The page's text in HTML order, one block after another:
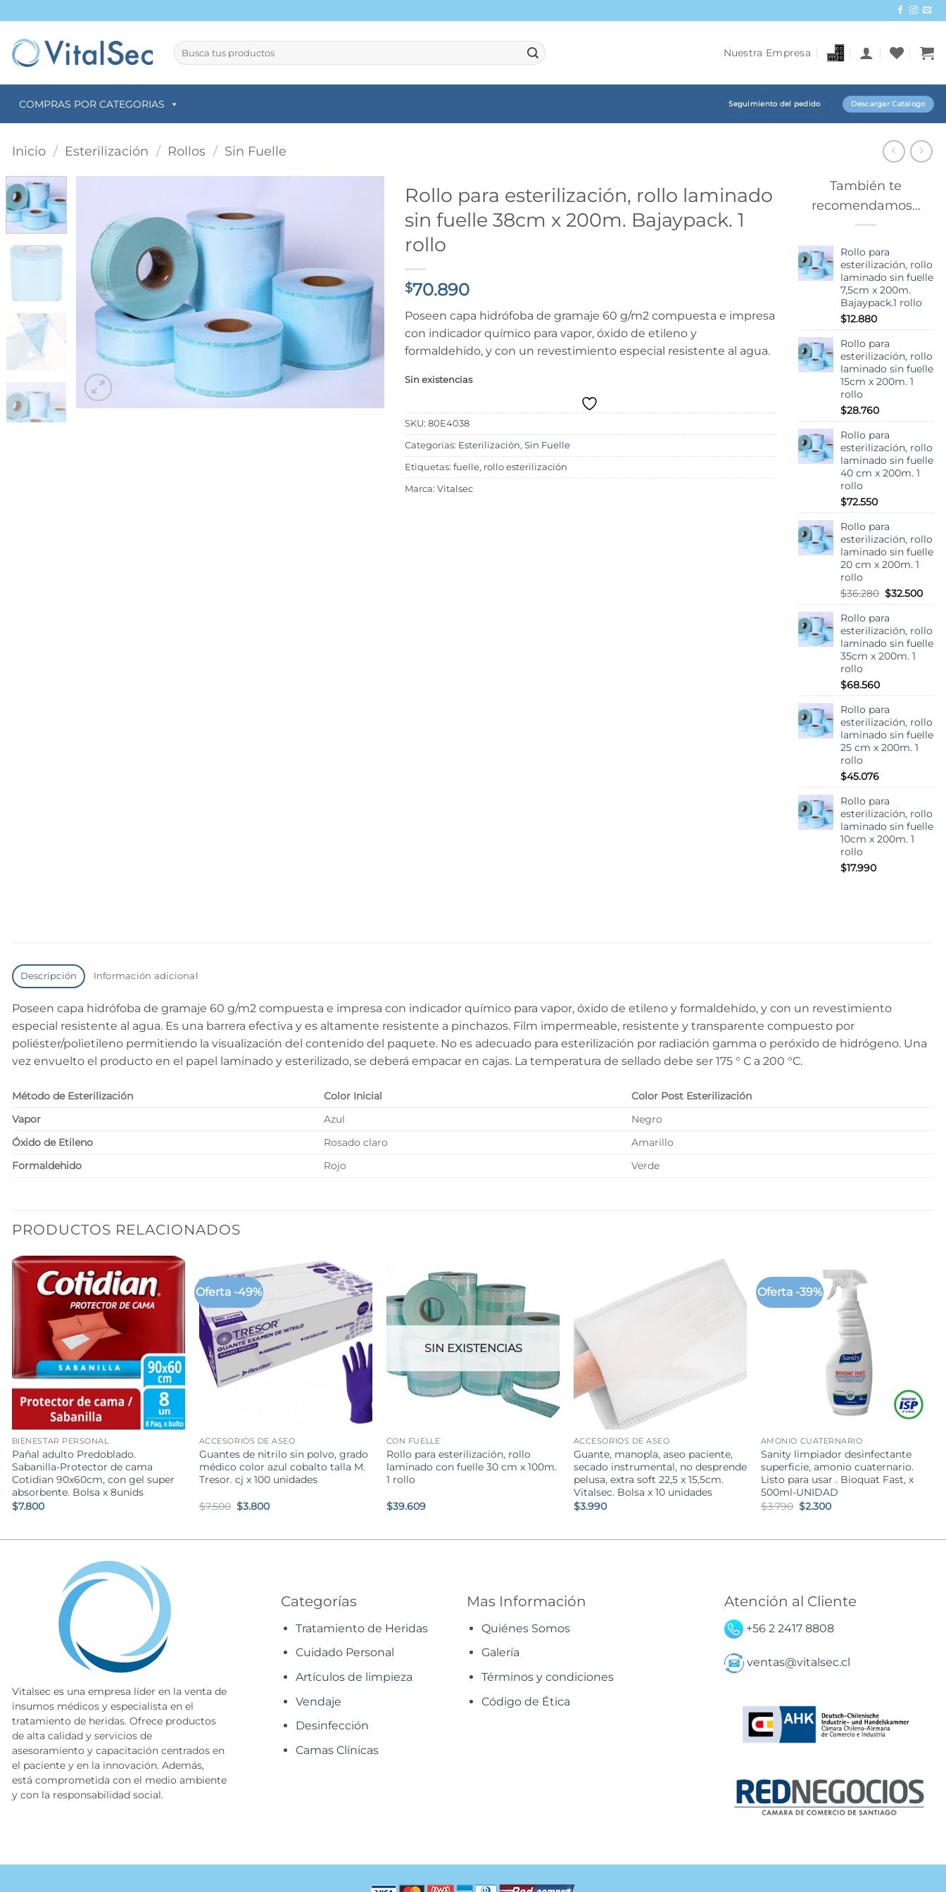
al
contenido
Buscar
por:
Nuestra Empresa
COMPRAS POR CATEGORIAS Seguimiento del pedido Descargar Catalogo
Inicio / Esterilización / Rollos / Sin Fuelle
Rollo para esterilización, rollo laminado
sin fuelle 38cm x 200m. Bajaypack. 1
rollo
$70.890
Poseen capa hidrófoba de gramaje 60 g/m2 compuesta e impresa
con indicador químico para vapor, óxido de etileno y
formaldehído, y con un revestimiento especial resistente al agua.
Sin existencias
SKU:80E4038
Categorías: Esterilización,Sin Fuelle
Etiquetas:fuelle, rollo esterilización
Marca:Vitalsec
También te
recomendamos…
Rollo para
esterilización, rollo
laminado sin fuelle
7,5cm x 200m.
Bajaypack.1 rollo
$12.880
Rollo para
esterilización, rollo
laminado sin fuelle
15cm x 200m. 1
rollo
$28.760
Rollo para
esterilización, rollo
laminado sin fuelle
40 cm x 200m. 1
rollo
$72.550
Rollo para
esterilización, rollo
laminado sin fuelle
20 cm x 200m. 1
rollo
$36.280 El
original
era:
$36.280.
$32.500El
es:
Rollo para
esterilización, rollo
laminado sin fuelle
35cm x 200m. 1
rollo
$68.560
Rollo para
esterilización, rollo
laminado sin fuelle
25 cm x 200m. 1
rollo
$45.076
Rollo para
esterilización, rollo
laminado sin fuelle
10cm x 200m. 1
rollo
$17.990
Descripción Información adicional
Poseen capa hidrófoba de gramaje 60 g/m2 compuesta e impresa con indicador químico para vapor, óxido de etileno y formaldehído, y con un revestimiento
especial resistente al agua. Es una barrera efectiva y es altamente resistente a pinchazos. Film impermeable, resistente y transparente compuesto por
poliéster/polietileno permitiendo la visualización del contenido del paquete. No es adecuado para esterilización por radiación gamma o peróxido de hidrógeno. Una
vez envuelto el producto en el papel laminado y esterilizado, se deberá empacar en cajas. La temperatura de sellado debe ser 175 ° C a 200 °C.
Método de Esterilización Color Inicial
Color Post Esterilización
Vapor
Azul
Negro
Óxido de Etileno
Rosado claro
Amarillo
Formaldehido
Rojo Verde
PRODUCTOS RELACIONADOS
BIENESTAR PERSONAL
Pañal adulto Predoblado.
Sabanilla-Protector de cama
Cotidian 90x60cm, con gel super
absorbente. Bolsa x 8unids
$7.800
Oferta -49%
ACCESORIOS DE ASEO
Guantes de nitrilo sin polvo, grado
médico color azul cobalto talla M.
Tresor. cj x 100 unidades
$7.500 El
precio
$3.800El
SIN EXISTENCIAS
CON FUELLE
Rollo para esterilización, rollo
laminado con fuelle 30 cm x 100m.
1 rollo
$39.609
ACCESORIOS DE ASEO
Guante, manopla, aseo paciente,
secado instrumental, no desprende
pelusa, extra soft 22,5 x 15,5cm.
Vitalsec. Bolsa x 10 unidades
$3.990
Oferta -39%
AMONIO CUATERNARIO
Sanity limpiador desinfectante
superficie, amonio cuaternario.
Listo para usar . Bioquat Fast, x
500ml-UNIDAD
$3.790 El
precio
$2.300El
Vitalsec es una empresa líder en la venta de
insumos médicos y especialista en el
tratamiento de heridas. Ofrece productos
de alta calidad y servicios de
asesoramiento y capacitación centrados en
el paciente y en la innovación. Además,
está comprometida con el medio ambiente
y con la responsabilidad social.
Categorías
Tratamiento de Heridas
Cuidado Personal
Artículos de limpieza
Vendaje
Desinfección
Camas Clínicas
Mas Información
Quiénes Somos
Galería
Términos y condiciones
Código de Ética
Atención al Cliente
+56 2 2417 8808
ventas@vitalsec.cl